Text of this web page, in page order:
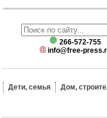
266-572-755
info@free-
Дети, семья Дом,